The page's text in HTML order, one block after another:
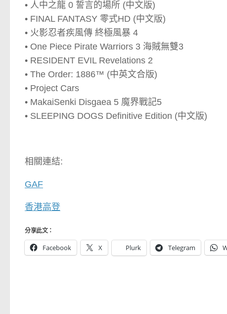
• 人中之龍 0 誓言的場所 (中文版)
• FINAL FANTASY 零式HD (中文版)
• 火影忍者疾風傳 終極風暴 4
• One Piece Pirate Warriors 3 海賊無雙3
• RESIDENT EVIL Revelations 2
• The Order: 1886™ (中英文合版)
• Project Cars
• MakaiSenki Disgaea 5 魔界戰記5
• SLEEPING DOGS Definitive Edition (中文版)
相關連結:
GAF
香港高登
分享此文：
Facebook X Plurk Telegram